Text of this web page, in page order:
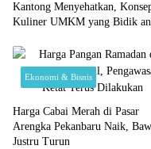
Kantong Menyehatkan,
Kuliner UMKM yang Bidik
Ekonomi & Bisnis
Harga Cabai Merah di Pasar
Arengka Pekanbaru Naik,
Justru Turun